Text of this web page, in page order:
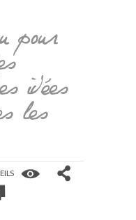
pour
idées
les